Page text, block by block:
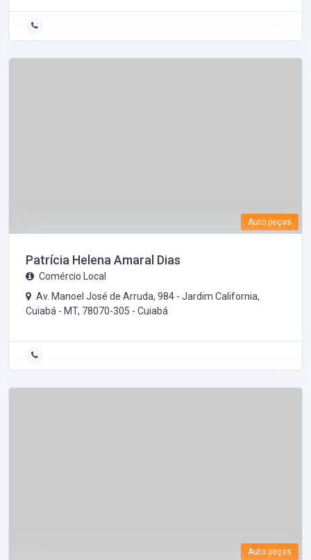
Auto peças
Patrícia Helena Amaral Dias
Comércio Local
Av. Manoel José de Arruda, 984 - Jardim California,
Cuiabá - MT, 78070-305 - Cuiabá
Auto peças